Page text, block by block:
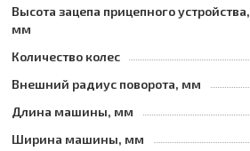
Высота зацепа прицепного устройства,
мм
Количество колес
Внешний радиус поворота, мм
Длина машины, мм
Ширина машины, мм